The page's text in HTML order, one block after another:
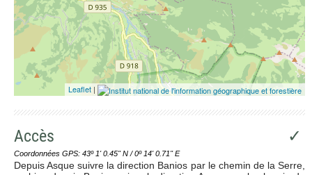
Leaflet |
Accès ✓
Coordonnées GPS: 43º 1' 0.45'' N / 0º 14' 0.71'' E
Depuis Asque suivre la direction Banios par le chemin de la Serre,